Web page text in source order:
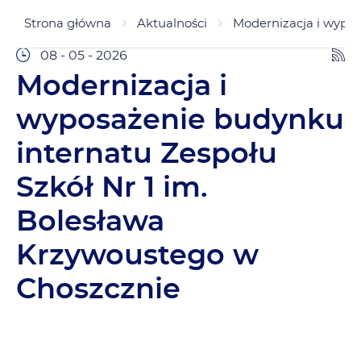
Strona główna Aktualności Modernizacja i
08 - 05 - 2026
Modernizacja i
wyposażenie budynku
internatu Zespołu
Szkół Nr 1 im.
Bolesława
Krzywoustego w
Choszcznie